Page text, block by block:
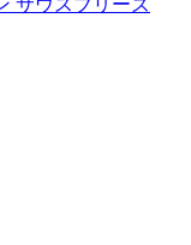
サウスブリーズ